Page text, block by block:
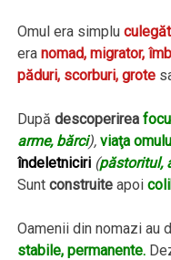
Omul era simplu
eranomad, migrator,
păduri, scorburi, grote
Dupădescoperirea
arme, bărci), viaţa
îndeletniciri (păstoritul,
Suntconstruite apoi
Oamenii din nomazi au
stabile, permanente.